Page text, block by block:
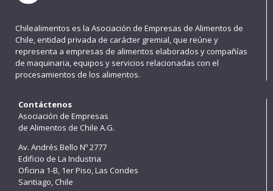
Chilealimentos es la Asociación de Empresas de Alimentos de
Chile, entidad privada de carácter gremial, que reúne y
representa a empresas de alimentos elaborados y compañías
de maquinaria, equipos y servicios relacionadas con el
procesamientos de los alimentos.
Contáctenos
Asociación de Empresas
de Alimentos de Chile A.G.
Av. Andrés Bello Nº 2777
Edificio de La Industria
Oficina 1-B, 1er Piso, Las Condes
Santiago, Chile